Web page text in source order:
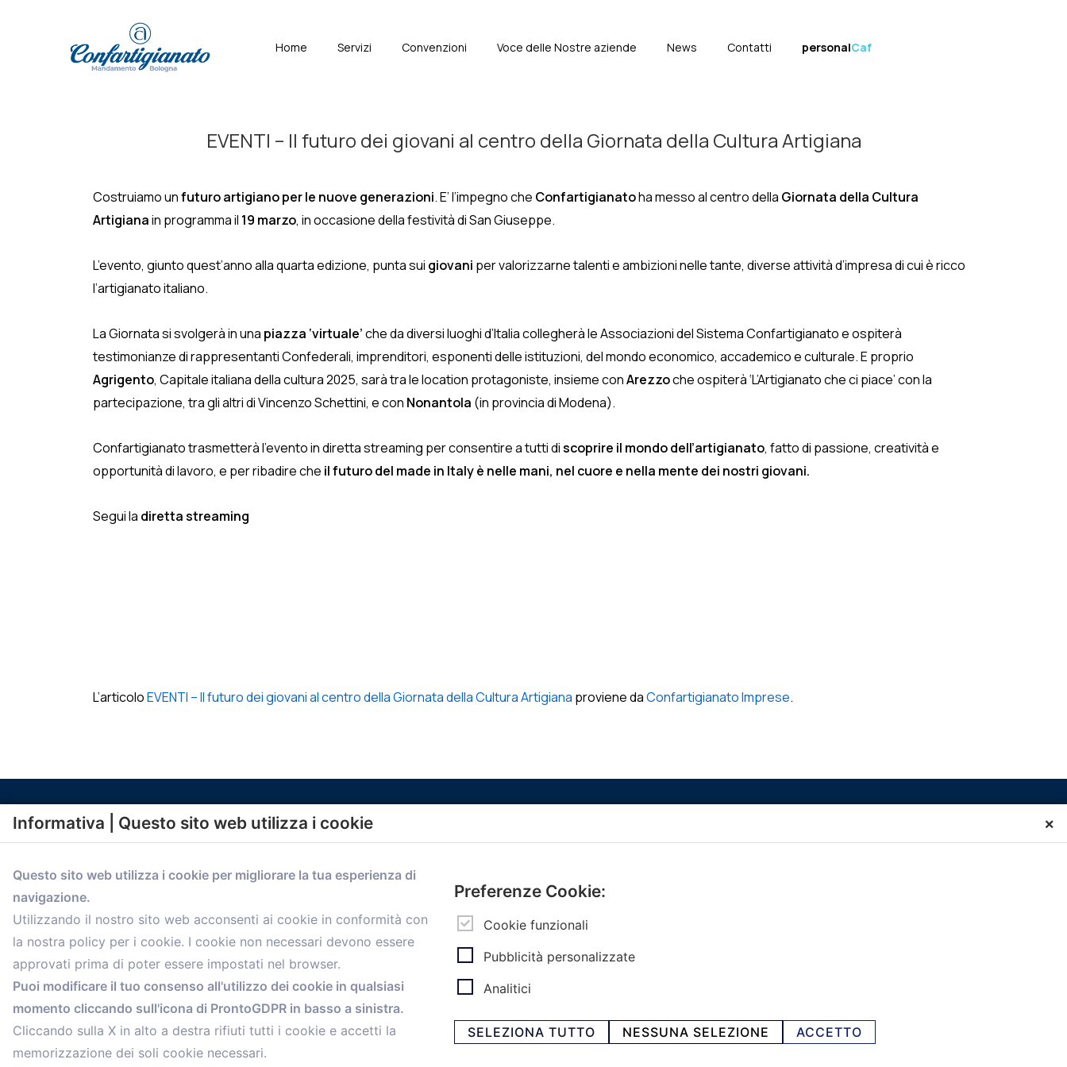
Menù
Home Servizi Convenzioni Voce delle Nostre aziende News Contatti personalCaf
EVENTI – Il futuro dei giovani al centro della Giornata della Cultura Artigiana
Costruiamo unfuturo artigiano per le nuove generazioni. E’ l’impegno che Confartigianatoha messo al centro della Giornata della Cultura
Artigianain programma il 19 marzo, in occasione della festività di San Giuseppe.
L’evento, giunto quest’anno alla quarta edizione, punta sui giovani per valorizzarne talenti e ambizioni nelle tante, diverse attività d’impresa di cui è ricco
l’artigianato italiano.
La Giornata si svolgerà in una piazza ‘virtuale’che da diversi luoghi d’Italia collegherà le Associazioni del Sistema Confartigianato e ospiterà
testimonianze di rappresentanti Confederali, imprenditori, esponenti delle istituzioni, del mondo economico, accademico e culturale. E proprio
Agrigento, Capitale italiana della cultura 2025, sarà tra le location protagoniste, insieme conArezzoche ospiterà ‘L’Artigianato che ci piace’ con la
partecipazione, tra gli altri di Vincenzo Schettini, e con Nonantola (in provincia di Modena).
Confartigianato trasmetterà l’evento in diretta streaming per consentire a tutti discoprire il mondo dell’artigianato, fatto di passione, creatività e
opportunità di lavoro, e per ribadire che il futuro del made in Italy è nelle mani, nel cuore e nella mente dei nostri giovani.
Segui la diretta streaming
L’articoloEVENTI – Il futuro dei giovani al centro della Giornata della Cultura Artigiana proviene daConfartigianato Imprese.
comunicazione@confartigianato.bo.it
Menù
Home
Servizi
Convenzioni
Informazioni Ex L. 124/2017
personal
Informativa | Questo sito web utilizza i cookie ×
Questo sito web utilizza i cookie per migliorare la tua esperienza di
navigazione.
Utilizzando il nostro sito web acconsenti ai cookie in conformità con
la nostra policy per i cookie. I cookie non necessari devono essere
approvati prima di poter essere impostati nel browser.
Puoi modificare il tuo consenso all'utilizzo dei cookie in qualsiasi
momento cliccando sull'icona di ProntoGDPR in basso a sinistra.
Cliccando sulla X in alto a destra rifiuti tutti i cookie e accetti la
memorizzazione dei soli cookie necessari.
Preferenze Cookie:
Cookie funzionali
Pubblicità personalizzate
Analitici
SELEZIONA TUTTO NESSUNA SELEZIONE ACCETTO